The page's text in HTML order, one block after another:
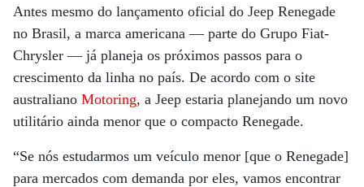
Antes mesmo do lançamento oficial do Jeep Renegade
no Brasil, a marca americana — parte do Grupo Fiat-
Chrysler — já planeja os próximos passos para o
crescimento da linha no país. De acordo com o site
australiano Motoring, a Jeep estaria planejando um novo
utilitário ainda menor que o compacto Renegade.
“Se nós estudarmos um veículo menor [que o Renegade]
para mercados com demanda por eles, vamos encontrar